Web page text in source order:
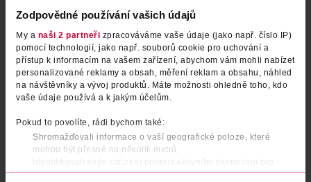
Zodpovědné používání vašich údajů
My a naši 2 partneři zpracováváme vaše údaje (jako např. číslo IP)
pomocí technologií, jako např. souborů cookie pro uchování a
přístup k informacím na vašem zařízení, abychom vám mohli nabízet
personalizované reklamy a obsah, měření reklam a obsahu, náhled
na návštěvníky a vývoj produktů. Máte možnosti ohledně toho, kdo
vaše údaje používá a k jakým účelům.
Pokud to povolíte, rádi bychom také:
Shromažďovali informace o vaší geografické poloze, které
mohou být přesné na několik metrů
Identifikovali vaše zařízení pomocí aktivního skenování pro
konkrétní charakteristiky (otisk prstu)
Číselná svíčka zlatá 0
Alvarak
36.90 Kč
DO KOŠÍKU
Číselná svíčka zlatá 2
DO KOŠÍKU